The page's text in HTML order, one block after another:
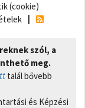
(cookie)
szól, a
meg.
talál bővebb
és Képzési